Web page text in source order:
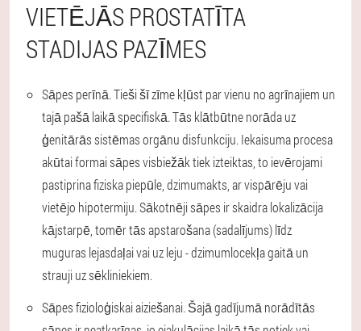
VIETĒJĀS PROSTATĪTA
STADIJAS PAZĪMES
Sāpes perīnā.Tieši šī zīme kļūst par vienu no agrīnajiem un
tajā pašā laikā specifiskā. Tās klātbūtne norāda uz
ģenitārās sistēmas orgānu disfunkciju. Iekaisuma procesa
akūtai formai sāpes visbiežāk tiek izteiktas, to ievērojami
pastiprina fiziska piepūle, dzimumakts, ar vispārēju vai
vietējo hipotermiju. Sākotnēji sāpes ir skaidra lokalizācija
kājstarpē, tomēr tās apstarošana (sadalījums) līdz
muguras lejasdaļai vai uz leju - dzimumlocekļa gaitā un
strauji uz sēkliniekiem.
Sāpes fizioloģiskai aiziešanai.Šajā gadījumā norādītās